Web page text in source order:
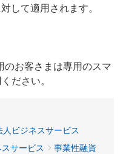
して適用されます。
お客さまは専用のスマ
ださい。
人ビジネスサービス
サービス
事業性融資